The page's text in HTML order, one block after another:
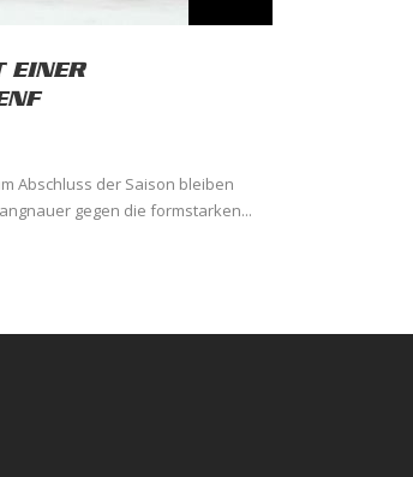
EINER
Abschluss der Saison bleiben
gegen die formstarken...